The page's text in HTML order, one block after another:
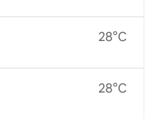
28°C
28°C